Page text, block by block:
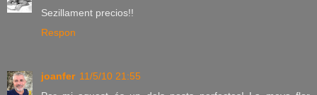
Sezillament precios!!
Respon
joanfer 11/5/10 21:55